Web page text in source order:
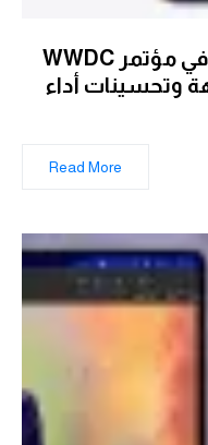
أبل تُعلن رسمياً عن iOS 27 في مؤتمر WWDC
وتحسينات أداء
Read More